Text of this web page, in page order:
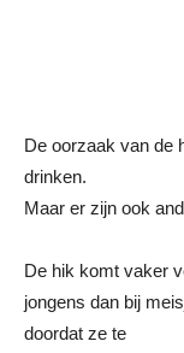
De oorzaak van de
drinken.
Maar er zijn ook
De hik komt vaker
jongens dan bij
doordat ze te